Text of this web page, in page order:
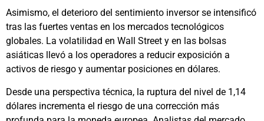
Asimismo, el deterioro del sentimiento inversor se intensificó
tras las fuertes ventas en los mercados tecnológicos
globales. La volatilidad en Wall Street y en las bolsas
asiáticas llevó a los operadores a reducir exposición a
activos de riesgo y aumentar posiciones en dólares.
Desde una perspectiva técnica, la ruptura del nivel de 1,14
dólares incrementa el riesgo de una corrección más